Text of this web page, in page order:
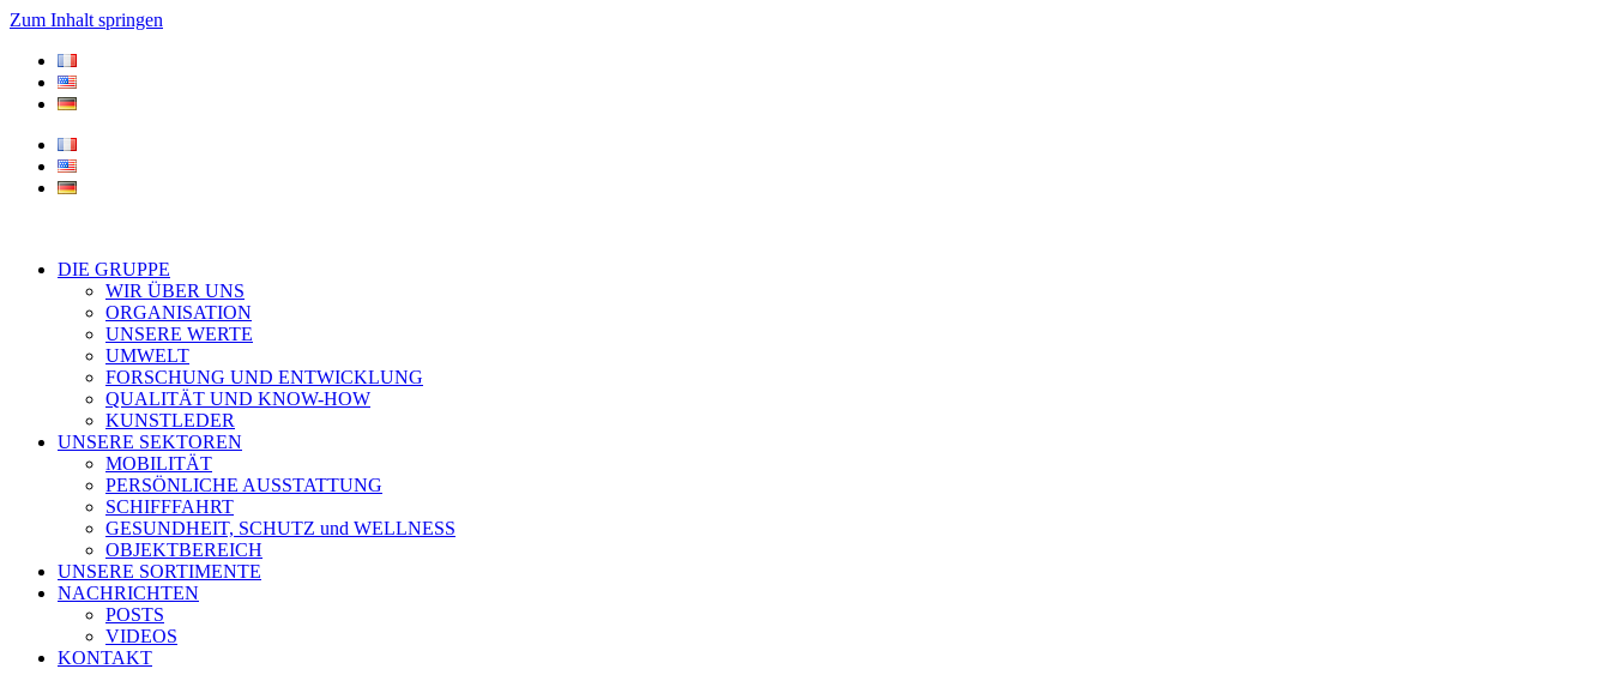
Zum Inhalt springen
DIE GRUPPE
WIR ÜBER UNS
ORGANISATION
UNSERE WERTE
UMWELT
FORSCHUNG UND ENTWICKLUNG
QUALITÄT UND KNOW-HOW
KUNSTLEDER
UNSERE SEKTOREN
MOBILITÄT
PERSÖNLICHE AUSSTATTUNG
SCHIFFFAHRT
GESUNDHEIT, SCHUTZ und WELLNESS
OBJEKTBEREICH
UNSERE SORTIMENTE
NACHRICHTEN
POSTS
VIDEOS
KONTAKT